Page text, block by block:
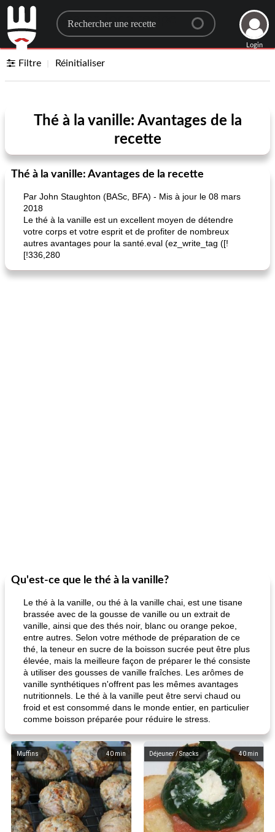
Search for a recipe
Login
Filtre Réinitialiser
Thé à la vanille: Avantages de la
recette
Thé à la vanille: Avantages de la recette
Par John Staughton (BASc, BFA) - Mis à jour le 08 mars
2018
Le thé à la vanille est un excellent moyen de détendre
votre corps et votre esprit et de profiter de nombreux
autres avantages pour la santé.eval (ez_write_tag ([!
[!336,280
Qu'est-ce que le thé à la vanille?
Le thé à la vanille, ou thé à la vanille chai, est une tisane
brassée avec de la gousse de vanille ou un extrait de
vanille, ainsi que des thés noir, blanc ou orange pekoe,
entre autres. Selon votre méthode de préparation de ce
thé, la teneur en sucre de la boisson sucrée peut être plus
élevée, mais la meilleure façon de préparer le thé consiste
à utiliser des gousses de vanille fraîches. Les arômes de
vanille synthétiques n'offrent pas les mêmes avantages
nutritionnels. Le thé à la vanille peut être servi chaud ou
froid et est consommé dans le monde entier, en particulier
comme boisson préparée pour réduire le stress.
40 min
Muffins 40 min
Déjeuner / Snacks